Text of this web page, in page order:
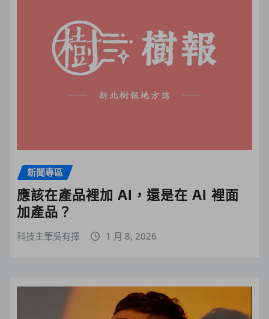
新聞專區
應該在產品裡加 AI，還是在 AI 裡面
加產品？
科技主筆吳有擇 1 月 8, 2026